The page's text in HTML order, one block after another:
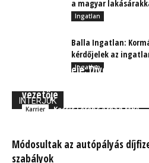
a magyar
Ingatlan
Balla Ingatlan:
kérdőjelek az
Ingatlan
INTERJÚK
Az álmok ereje: Divéki Zoltán
vezetője
Karrier Kocsis Ferenc Árpád MBA
Módosultak az autópályás
szabályok